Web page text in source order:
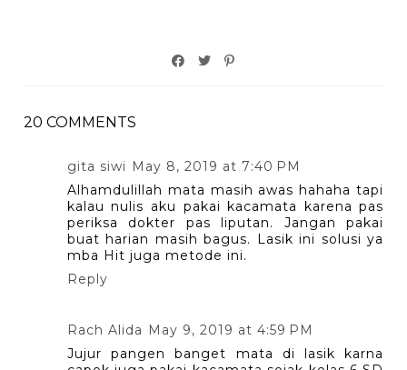
20 COMMENTS
gita siwi May 8, 2019 at 7:40 PM
Alhamdulillah mata masih awas hahaha tapi
kalau nulis aku pakai kacamata karena pas
periksa dokter pas liputan. Jangan pakai
buat harian masih bagus. Lasik ini solusi ya
mba Hit juga metode ini.
Reply
Rach Alida May 9, 2019 at 4:59 PM
Jujur pangen banget mata di lasik karna